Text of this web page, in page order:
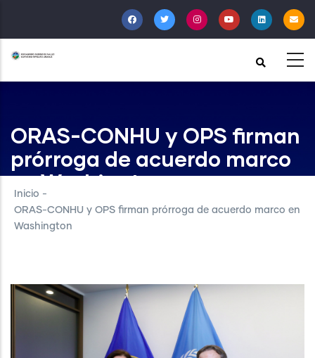
al
contenido
principal
ORAS-CONHU y OPS firman
prórroga de acuerdo marco
en Washington
Inicio -
ORAS-CONHU y OPS firman prórroga de acuerdo marco en
Washington